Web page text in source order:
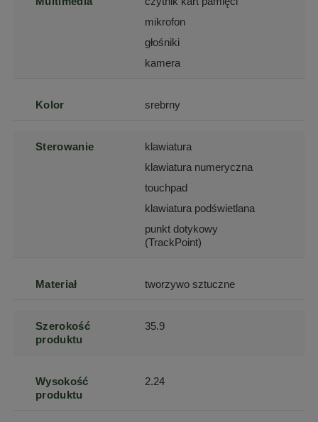
mikrofon
głośniki
kamera
Kolor srebrny
Sterowanie
klawiatura
klawiatura numeryczna
touchpad
klawiatura podświetlana
punkt dotykowy
(TrackPoint)
Materiał tworzywo sztuczne
Szerokość
produktu
35.9
Wysokość
produktu
2.24